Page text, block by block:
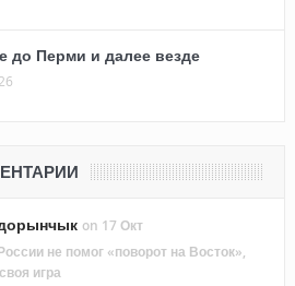
до Перми и далее везде
on 17 Окт
не помог «поворот на Восток»,
игра